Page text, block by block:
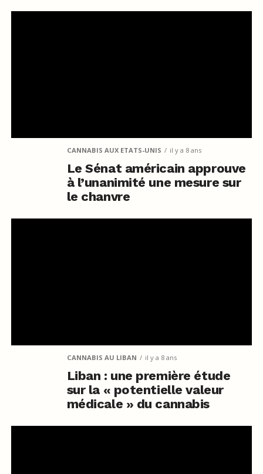
CANNABIS AUX ETATS-UNIS il y a 8 ans
Le Sénat américain approuve
à l’unanimité une mesure sur
le chanvre
CANNABIS AU LIBAN il y a 8 ans
Liban : une première étude
sur la « potentielle valeur
médicale » du cannabis